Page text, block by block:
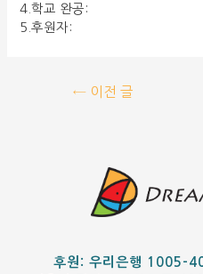
4.학교 완공:
5.후원자:
←이전 글
후원: 우리은행 1005-